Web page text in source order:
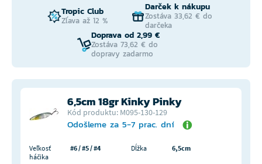
Tropic Club
Zľava až 12 %
Darček k nákupu
Zostáva 33,62 € do
darčeka
Doprava od 2,99 €
Zostáva 73,62 € do
dopravy zadarmo
6,5cm 18gr Kinky Pinky
Kód produktu: M095-130-129
Odošleme za 5-7 prac. dní
Veľkosť
háčika
#6 / #5 / #4 Dĺžka 6,5cm